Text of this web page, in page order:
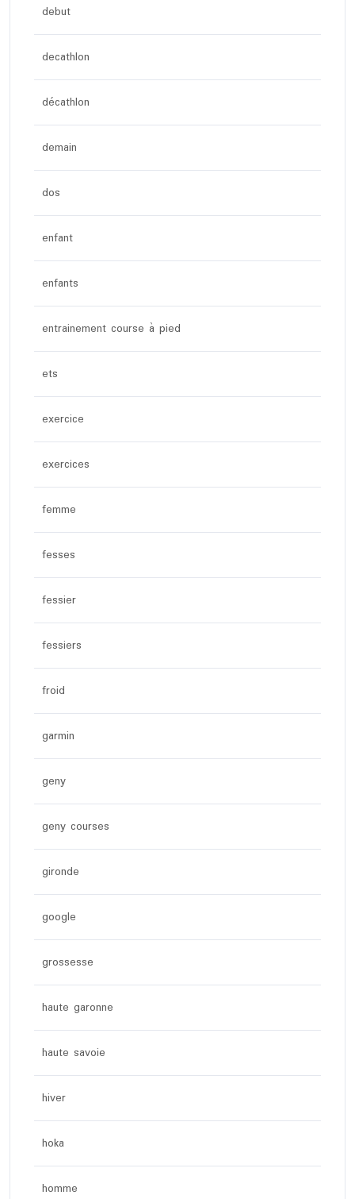
debut
decathlon
décathlon
demain
dos
enfant
enfants
entrainement course à pied
ets
exercice
exercices
femme
fesses
fessier
fessiers
froid
garmin
geny
geny courses
gironde
google
grossesse
haute garonne
haute savoie
hiver
hoka
homme